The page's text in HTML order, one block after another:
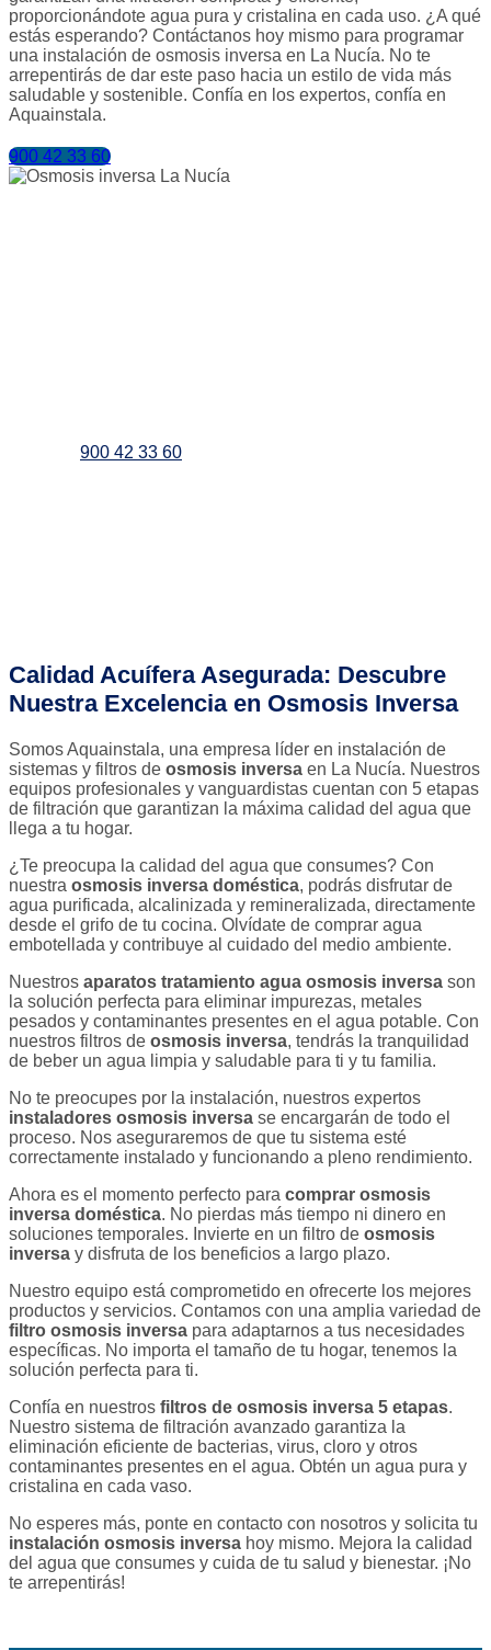
proporcionándote agua pura y cristalina en cada uso. ¿A qué
estás esperando? Contáctanos hoy mismo para programar
una instalación de osmosis inversa en La Nucía. No te
arrepentirás de dar este paso hacia un estilo de vida más
saludable y sostenible. Confía en los expertos, confía en
Aquainstala.
900 42 33 60
900 42 33 60
Calidad Acuífera Asegurada: Descubre
Nuestra Excelencia en Osmosis Inversa
Somos Aquainstala, una empresa líder en instalación de
sistemas y filtros de osmosis inversa en La Nucía. Nuestros
equipos profesionales y vanguardistas cuentan con 5 etapas
de filtración que garantizan la máxima calidad del agua que
llega a tu hogar.
¿Te preocupa la calidad del agua que consumes? Con
nuestra osmosis inversa doméstica, podrás disfrutar de
agua purificada, alcalinizada y remineralizada, directamente
desde el grifo de tu cocina. Olvídate de comprar agua
embotellada y contribuye al cuidado del medio ambiente.
Nuestros aparatos tratamiento agua osmosis inversa son
la solución perfecta para eliminar impurezas, metales
pesados y contaminantes presentes en el agua potable. Con
nuestros filtros de osmosis inversa, tendrás la tranquilidad
de beber un agua limpia y saludable para ti y tu familia.
No te preocupes por la instalación, nuestros expertos
instaladores osmosis inversa se encargarán de todo el
proceso. Nos aseguraremos de que tu sistema esté
correctamente instalado y funcionando a pleno rendimiento.
Ahora es el momento perfecto para comprar osmosis
inversa doméstica. No pierdas más tiempo ni dinero en
soluciones temporales. Invierte en un filtro de osmosis
inversa y disfruta de los beneficios a largo plazo.
Nuestro equipo está comprometido en ofrecerte los mejores
productos y servicios. Contamos con una amplia variedad de
filtro osmosis inversa para adaptarnos a tus necesidades
específicas. No importa el tamaño de tu hogar, tenemos la
solución perfecta para ti.
Confía en nuestros filtros de osmosis inversa 5 etapas.
Nuestro sistema de filtración avanzado garantiza la
eliminación eficiente de bacterias, virus, cloro y otros
contaminantes presentes en el agua. Obtén un agua pura y
cristalina en cada vaso.
No esperes más, ponte en contacto con nosotros y solicita tu
instalación osmosis inversa hoy mismo. Mejora la calidad
del agua que consumes y cuida de tu salud y bienestar. ¡No
te arrepentirás!